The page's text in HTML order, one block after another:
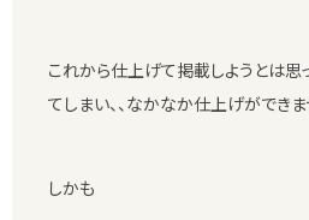
これから仕上げて掲載しようとは思
てしまい、、なかなか仕上げができま
しかも